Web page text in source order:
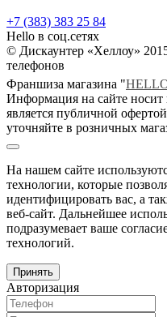
+7 (383) 383 25 84
Hello в соц.сетях
© Дискаунтер «Хеллоу»
телефонов
Франшиза магазина "
Информация на сайте
является публичной
уточняйте в розничных
На нашем сайте
технологии, которые
идентифицировать вас, а
веб-сайт. Дальнейшее
подразумевает ваше
технологий.
Принять
Авторизация